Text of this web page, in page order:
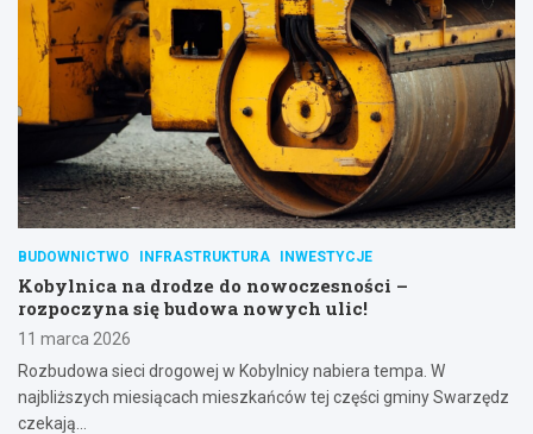
BUDOWNICTWO INFRASTRUKTURA INWESTYCJE
Kobylnica na drodze do nowoczesności –
rozpoczyna się budowa nowych ulic!
11 marca 2026
Rozbudowa sieci drogowej w Kobylnicy nabiera tempa. W
najbliższych miesiącach mieszkańców tej części gminy Swarzędz
czekają…